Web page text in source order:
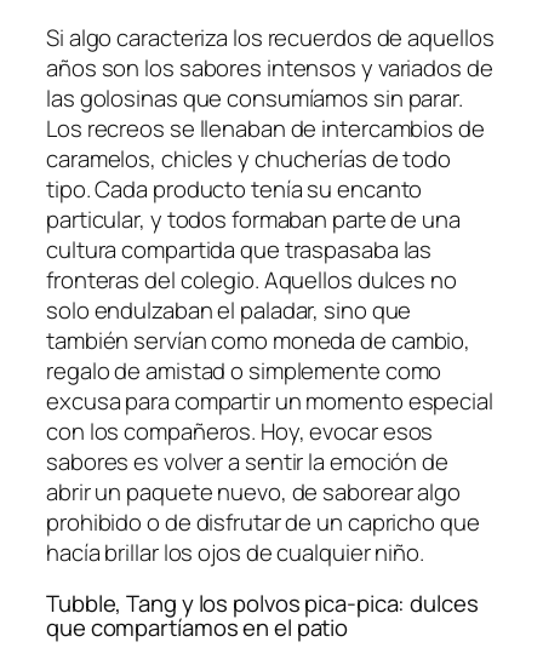
Si algo caracteriza los recuerdos de aquellos
años son los sabores intensos y variados de
las golosinas que consumíamos sin parar.
Los recreos se llenaban de intercambios de
caramelos, chicles y chucherías de todo
tipo. Cada producto tenía su encanto
particular, y todos formaban parte de una
cultura compartida que traspasaba las
fronteras del colegio. Aquellos dulces no
solo endulzaban el paladar, sino que
también servían como moneda de cambio,
regalo de amistad o simplemente como
excusa para compartir un momento especial
con los compañeros. Hoy, evocar esos
sabores es volver a sentir la emoción de
abrir un paquete nuevo, de saborear algo
prohibido o de disfrutar de un capricho que
hacía brillar los ojos de cualquier niño.
Tubble, Tang y los polvos pica-pica: dulces
que compartíamos en el patio